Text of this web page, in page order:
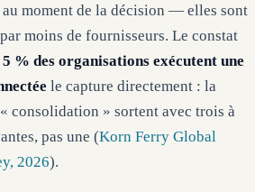
moment de la décision — elles sont
moins de fournisseurs. Le constat
5 % des organisations exécutent une
le capture directement : la
consolidation » sortent avec trois à
pas une (Korn Ferry Global
2026).